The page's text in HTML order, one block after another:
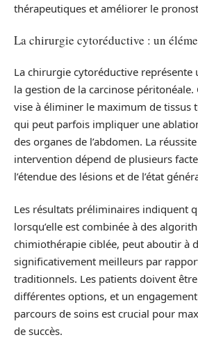
thérapeutiques et améliorer le
La chirurgie cytoréductive : un
La chirurgie cytoréductive représente
la gestion de la carcinose
vise à éliminer le maximum de tissus
qui peut parfois impliquer une
des organes de l’abdomen. La
intervention dépend de plusieurs
l’étendue des lésions et de l’état
Les résultats préliminaires indiquent
lorsqu’elle est combinée à des
chimiothérapie ciblée, peut aboutir à
significativement meilleurs par
traditionnels. Les patients doivent
différentes options, et un
parcours de soins est crucial pour
de succès.